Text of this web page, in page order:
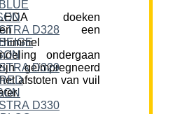
doeken
een
ondergaan
geïmpregneerd
afstoten van vuil